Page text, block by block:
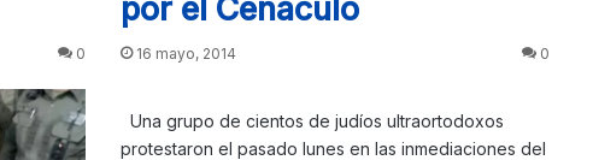
0
por el Cenáculo
16 mayo, 2014 0
Una grupo de cientos de judíos ultraortodoxos
protestaron el pasado lunes en las inmediaciones del